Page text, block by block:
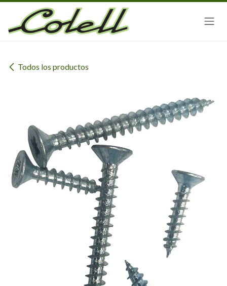
Ir al contenido
Todos los productos